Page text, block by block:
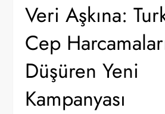
Veri Aşkına:
Cep
Düşüren Yeni
Kampanyası